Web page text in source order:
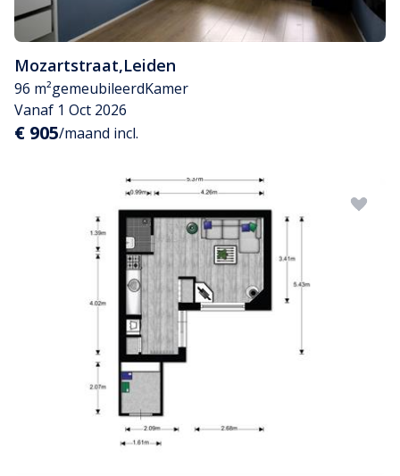
Mozartstraat,Leiden
96 m²gemeubileerdKamer
Vanaf 1 Oct 2026
€ 905/maand incl.